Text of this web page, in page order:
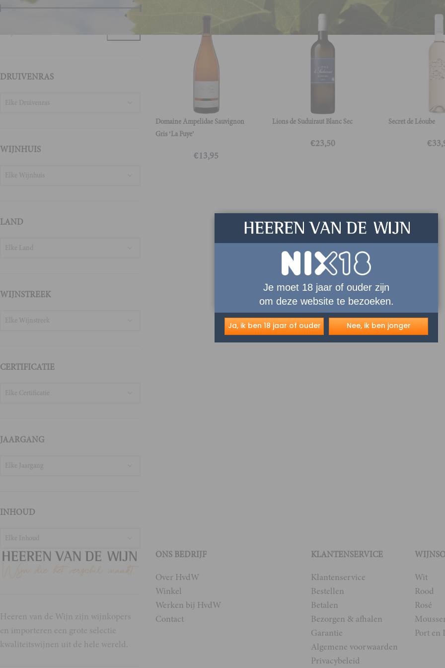
FILTER
DRUIVENRAS
Elke Druivenras
WIJNHUIS
Elke Wijnhuis
LAND
Elke Land
WIJNSTREEK
Elke Wijnstreek
CERTIFICATIE
Elke Certificatie
JAARGANG
Elke Jaargang
INHOUD
Elke Inhoud
Domaine Ampelidae Sauvignon
Gris ‘La Fuye’
€13,95
Lions de Suduiraut Blanc Sec
€23,50
Secret de Léoube
€
Heeren van de Wijn zijn wijnkopers
en importeren een grote selectie
kwaliteitswijnen uit de hele wereld.
ONS BEDRIJF
Over HvdW
Winkel
Werken bij HvdW
Contact
KLANTENSERVICE
Klantenservice
Bestellen
Betalen
Bezorgen & afhalen
Garantie
Algemene voorwaarden
Privacybeleid
Wit
Rood
Rosé
Port en
Je moet 18 jaar of ouder zijn
om deze website te bezoeken.
Ja, ik ben 18 jaar of ouder Nee, ik ben jonger